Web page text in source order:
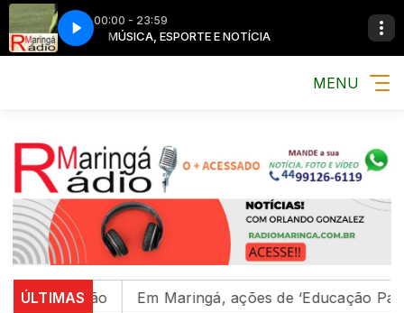
00:00 - 23:59
MÚSICA, ESPORTE E NOTÍCIA
MENU
ÚLTIMAS
e região Em Maringá, ações de ‘Educação